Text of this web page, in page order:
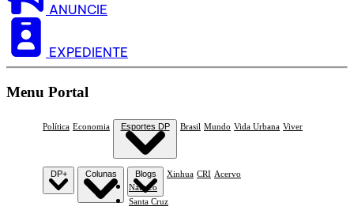
ANUNCIE
EXPEDIENTE
Menu Portal
Política Economia Esportes DP
Náutico
Santa Cruz
Brasil Mundo Vida Urbana Viver
DP+ Colunas Blogs Xinhua CRI Acervo